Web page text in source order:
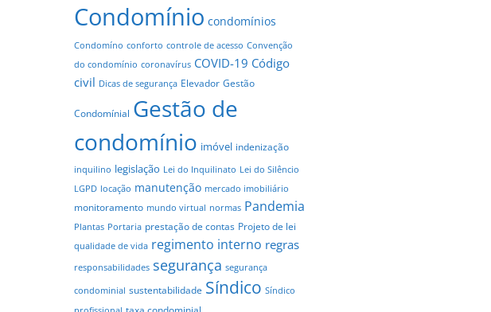
Condomínio condomínios
Condomíno conforto controle de acesso Convenção
do condomínio coronavírus COVID-19 Código
civil Dicas de segurança Elevador Gestão
Condomínial Gestão de
condomínio imóvel indenização
inquilino legislação Lei do Inquilinato Lei do Silêncio
LGPD locação manutenção mercado imobiliário
monitoramento mundo virtual normas Pandemia
Plantas Portaria prestação de contas Projeto de lei
qualidade de vida regimento interno regras
responsabilidades segurança segurança
condominial sustentabilidade Síndico Síndico